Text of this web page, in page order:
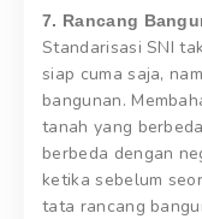
7. Rancang
Standarisasi SNI
siap cuma saja,
bangunan.
tanah yang
berbeda dengan
ketika sebelum
tata rancang